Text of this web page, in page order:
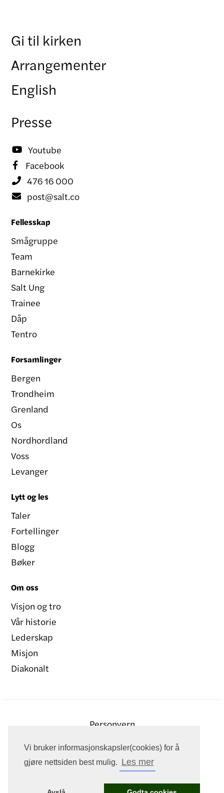
Vi bruker informasjonskapsler(cookies) for å
gjøre nettsiden best mulig. Les mer
Gi til kirken
Arrangementer
English
Presse
 Youtube
 Facebook
 476 16 000
 post@salt.co
Fellesskap
Smågruppe
Team
Barnekirke
Salt Ung
Trainee
Dåp
Tentro
Forsamlinger
Bergen
Trondheim
Grenland
Os
Nordhordland
Voss
Levanger
Lytt og les
Taler
Fortellinger
Blogg
Bøker
Om oss
Visjon og tro
Vår historie
Lederskap
Misjon
Diakonalt
Personvern